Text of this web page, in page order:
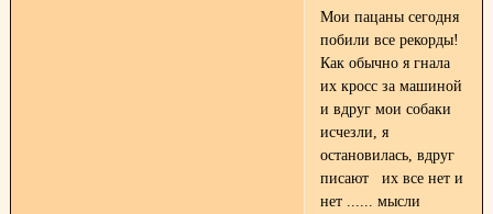
Мои пацаны сегодня
побили все рекорды!
Как обычно я гнала
их кросс за машиной
и вдруг мои собаки
исчезли, я
остановилась, вдруг
писают их все нет и
нет ...... мысли